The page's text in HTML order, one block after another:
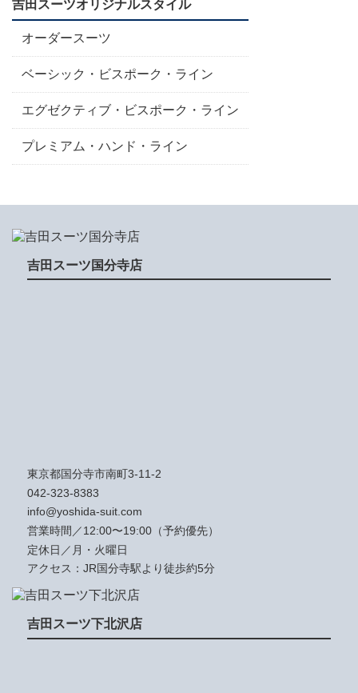
吉田スーツオリジナルスタイル
オーダースーツ
ベーシック・ビスポーク・ライン
エグゼクティブ・ビスポーク・ライン
プレミアム・ハンド・ライン
吉田スーツ国分寺店
東京都国分寺市南町3-11-2
042-323-8383
info@yoshida-suit.com
営業時間／12:00〜19:00（予約優先）
定休日／月・火曜日
アクセス：JR国分寺駅より徒歩約5分
吉田スーツ下北沢店